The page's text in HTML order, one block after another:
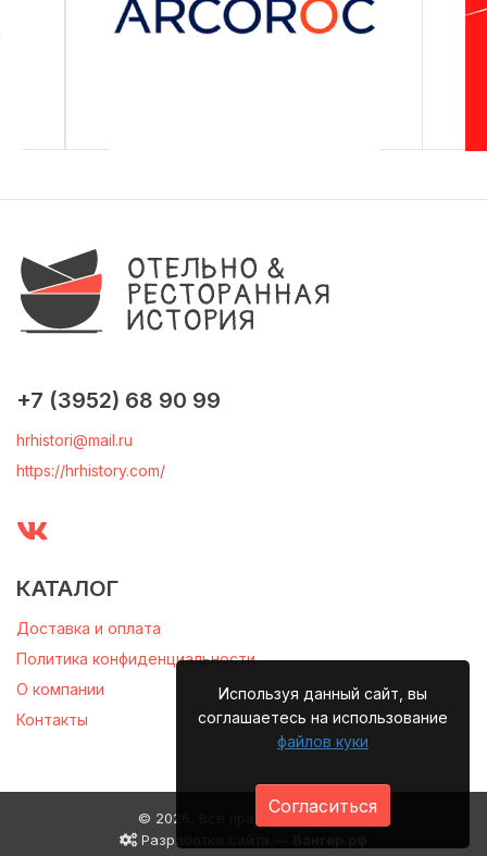
Используя данный сайт, вы
соглашаетесь на использование
файлов куки
Согласиться
+7 (3952) 68 90 99
hrhistori@mail.ru
https://hrhistory.com/
КАТАЛОГ
Доставка и оплата
Политика конфиденциальности
О компании
Контакты
© 2026, Все права защищены
Разработка сайта —